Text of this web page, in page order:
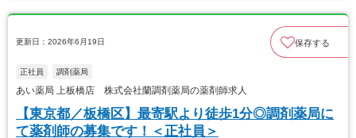
更新日：2026年6月19日 保存する
正社員 調剤薬局
あい薬局 上板橋店 株式会社蘭調剤薬局の薬剤師求人
【東京都／板橋区】最寄駅より徒歩1分◎調剤薬局に
て薬剤師の募集です！＜正社員＞